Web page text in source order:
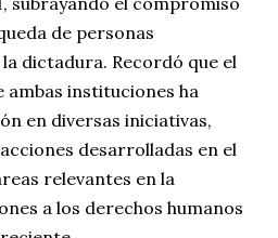
de personas
dictadura. Recordó que el
instituciones ha
en diversas iniciativas,
desarrolladas en el
relevantes en la
a los derechos humanos